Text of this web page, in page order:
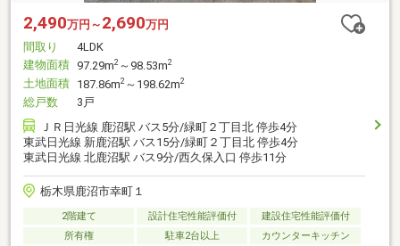
2,490万円～ 2,690万円
間取り
4LDK
建物面積 97.29m2 ～98.53m2
土地面積 187.86m2 ～198.62m2
総戸数
3戸
ＪＲ日光線 鹿沼駅 バス5分/緑町２丁目北 停歩4分
東武日光線 新鹿沼駅 バス15分/緑町２丁目北 停歩4分
東武日光線 北鹿沼駅 バス9分/西久保入口 停歩11分
栃木県鹿沼市幸町１
2階建て 設計住宅性能評価付
建設住宅性能評価付
所有権
駐車2台以上 カウンターキッチン